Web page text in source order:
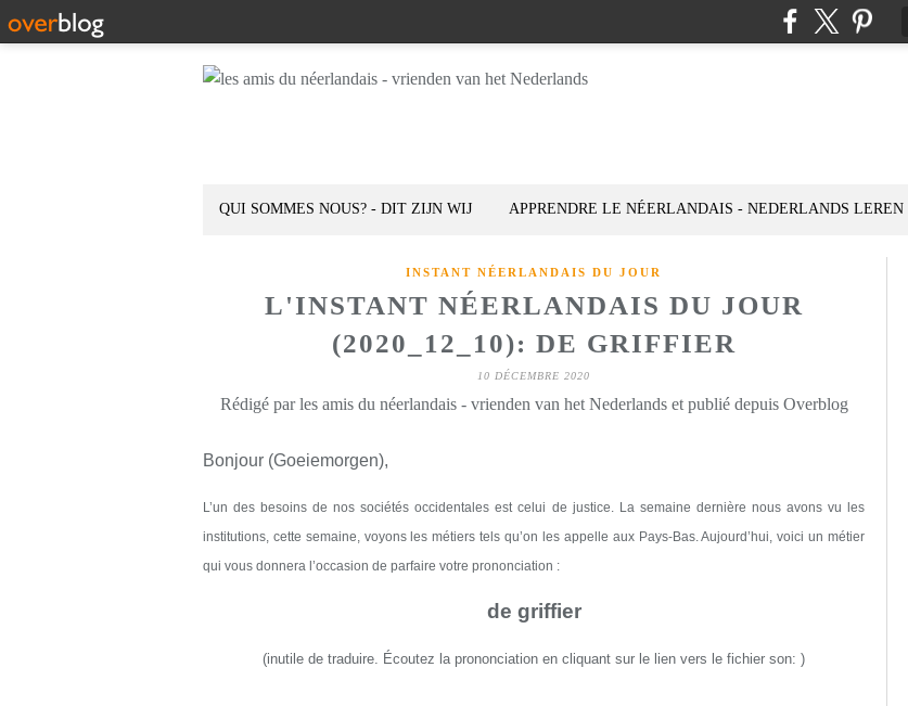
QUI SOMMES NOUS? - DIT ZIJN WIJ APPRENDRE LE NÉERLANDAIS - NEDERLANDS LEREN
INSTANT NÉERLANDAIS DU JOUR
L'INSTANT NÉERLANDAIS DU JOUR
(2020_12_10): DE GRIFFIER
10 DÉCEMBRE 2020
Rédigé par les amis du néerlandais - vrienden van het Nederlands et publié depuis Overblog
Bonjour (Goeiemorgen),
L’un des besoins de nos sociétés occidentales est celui de justice. La semaine dernière nous avons vu les
institutions, cette semaine, voyons les métiers tels qu’on les appelle aux Pays-Bas.Aujourd’hui, voici un métier
qui vous donnera l’occasion de parfaire votre prononciation :
de griffier
(inutile de traduire. Écoutez la prononciation en cliquant sur e lien vers le fichier son: )